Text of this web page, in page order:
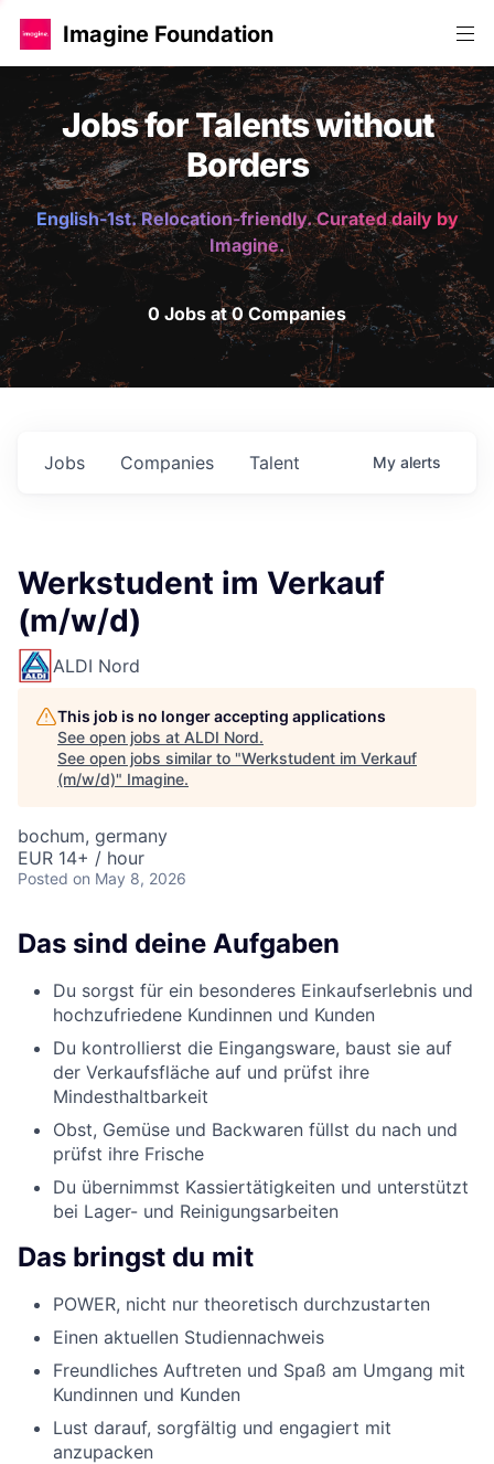
Imagine Foundation
Jobs for Talents without
Borders
English-1st. Relocation-friendly. Curated daily by
Imagine.
0 Jobs at 0 Companies
Jobs Companies Talent My alerts
Werkstudent im Verkauf
(m/w/d)
ALDI Nord
This job is no longer accepting applications
See open jobs at ALDI Nord.
See open jobs similar to "Werkstudent im Verkauf
(m/w/d)" Imagine.
bochum, germany
EUR 14+ / hour
Posted on May 8, 2026
Das sind deine Aufgaben
Du sorgst für ein besonderes Einkaufserlebnis und
hochzufriedene Kundinnen und Kunden
Du kontrollierst die Eingangsware, baust sie auf
der Verkaufsfläche auf und prüfst ihre
Mindesthaltbarkeit
Obst, Gemüse und Backwaren füllst du nach und
prüfst ihre Frische
Du übernimmst Kassiertätigkeiten und unterstützt
bei Lager- und Reinigungsarbeiten
Das bringst du mit
POWER, nicht nur theoretisch durchzustarten
Einen aktuellen Studiennachweis
Freundliches Auftreten und Spaß am Umgang mit
Kundinnen und Kunden
Lust darauf, sorgfältig und engagiert mit
anzupacken